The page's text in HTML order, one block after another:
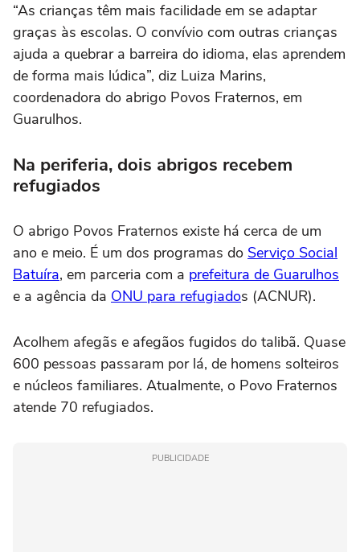
“As crianças têm mais facilidade em se adaptar
graças às escolas. O convívio com outras crianças
ajuda a quebrar a barreira do idioma, elas aprendem
de forma mais lúdica”, diz Luiza Marins,
coordenadora do abrigo Povos Fraternos, em
Guarulhos.
Na periferia, dois abrigos recebem
refugiados
O abrigo Povos Fraternos existe há cerca de um
ano e meio. É um dos programas do Serviço Social
Batuíra, em parceria com a prefeitura de Guarulhos
e a agência da ONU para refugiados (ACNUR).
Acolhem afegãs e afegãos fugidos do talibã. Quase
600 pessoas passaram por lá, de homens solteiros
e núcleos familiares. Atualmente, o Povo Fraternos
atende 70 refugiados.
PUBLICIDADE